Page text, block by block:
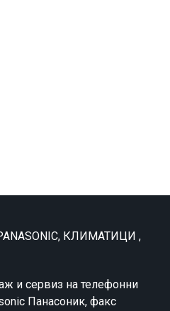
КЛИМАТИЦИ ,
и сервиз на телефонни
Панасоник, факс